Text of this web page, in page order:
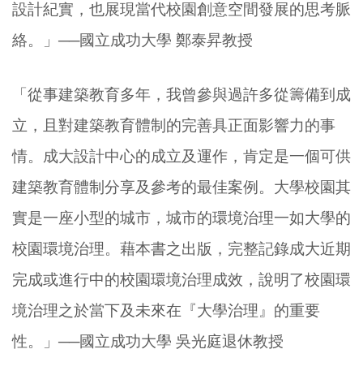
設計紀實，也展現當代校園創意空間發展的思考脈
絡。」──國立成功大學 鄭泰昇教授
「從事建築教育多年，我曾參與過許多從籌備到成
立，且對建築教育體制的完善具正面影響力的事
情。成大設計中心的成立及運作，肯定是一個可供
建築教育體制分享及參考的最佳案例。大學校園其
實是一座小型的城市，城市的環境治理一如大學的
校園環境治理。藉本書之出版，完整記錄成大近期
完成或進行中的校園環境治理成效，說明了校園環
境治理之於當下及未來在『大學治理』的重要
性。」──國立成功大學 吳光庭退休教授